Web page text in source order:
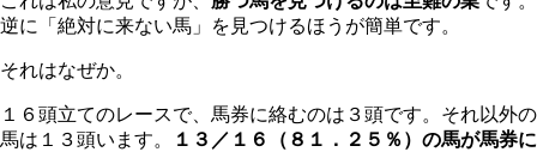
逆に「絶対に来ない馬」を見つけるほうが簡単です。
それはなぜか。
１６頭立てのレースで、馬券に絡むのは３頭です。それ以外の
馬は１３頭います。
１３／１６（８１．２５％）の馬が馬券に